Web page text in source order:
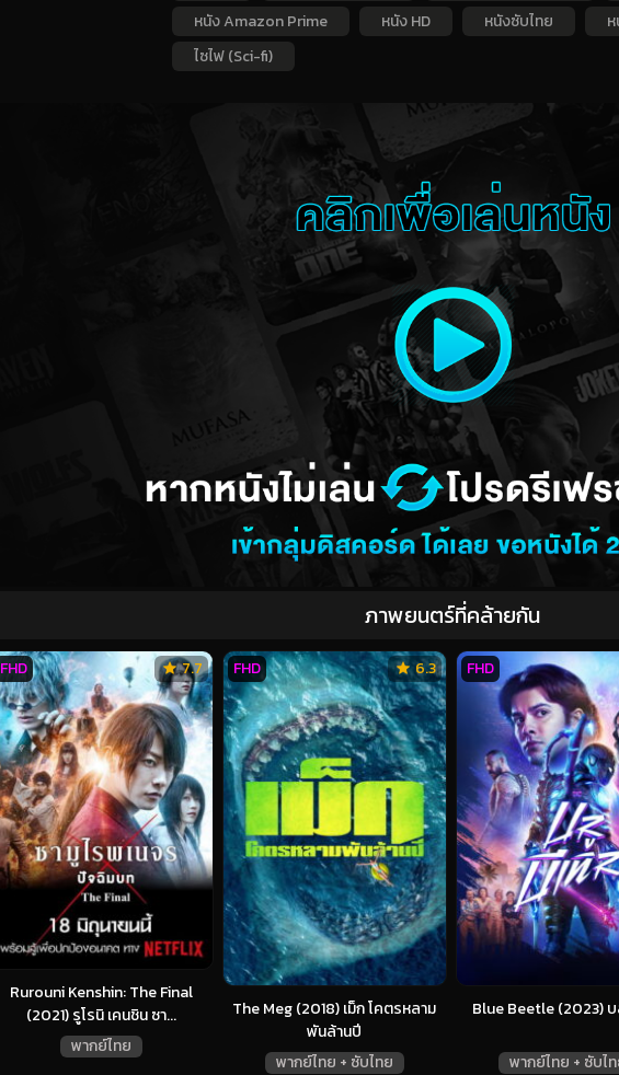
หนัง Amazon Prime
หนัง HD หนังซับไทย
ไซไฟ (Sci-fi)
ภาพยนตร์ที่คล้ายกัน
Rurouni Kenshin: The Final
(2021) รูโรนิ เคนชิน ซา...
พากย์ไทย
7.7
FHD
The Meg (2018) เม็ก โคตรหลาม
พันล้านปี
พากย์ไทย + ซับไทย
6.3
FHD
Blue Beetle (2023)
พากย์ไทย + ซับไ
FHD